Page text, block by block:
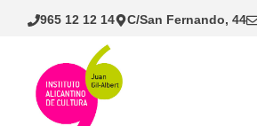
Saltar
965 12 12 14 C/San Fernando, 44